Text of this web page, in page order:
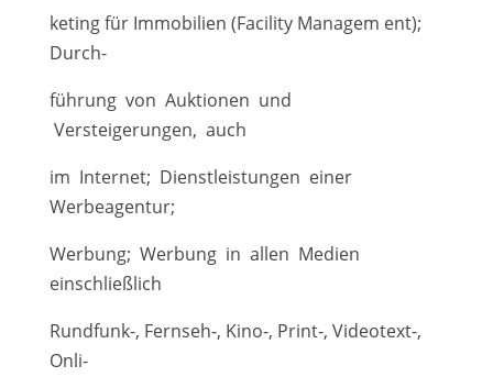
keting für Immobilien (Facility Managem ent);
Durch-
führung von Auktionen und
Versteigerungen, auch
im Internet; Dienstleistungen einer
Werbeagentur;
Werbung; Werbung in allen Medien
einschließlich
Rundfunk-, Fernseh-, Kino-, Print-, Videotext-,
Onli-